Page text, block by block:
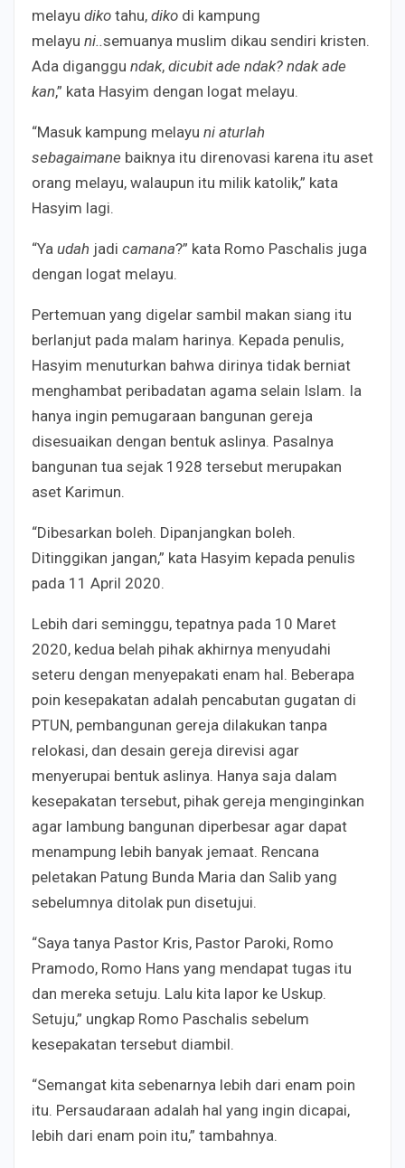
melayu diko tahu, diko di kampung
melayu ni..semuanya muslim dikau sendiri kristen.
Ada diganggu ndak, dicubit ade ndak? ndak ade
kan,” kata Hasyim dengan logat melayu.
“Masuk kampung melayu ni aturlah
sebagaimane baiknya itu direnovasi karena itu aset
orang melayu, walaupun itu milik katolik,” kata
Hasyim lagi.
“Ya udah jadi camana?” kata Romo Paschalis juga
dengan logat melayu.
Pertemuan yang digelar sambil makan siang itu
berlanjut pada malam harinya. Kepada penulis,
Hasyim menuturkan bahwa dirinya tidak berniat
menghambat peribadatan agama selain Islam. Ia
hanya ingin pemugaraan bangunan gereja
disesuaikan dengan bentuk aslinya. Pasalnya
bangunan tua sejak 1928 tersebut merupakan
aset Karimun.
“Dibesarkan boleh. Dipanjangkan boleh.
Ditinggikan jangan,” kata Hasyim kepada penulis
pada 11 April 2020.
Lebih dari seminggu, tepatnya pada 10 Maret
2020, kedua belah pihak akhirnya menyudahi
seteru dengan menyepakati enam hal. Beberapa
poin kesepakatan adalah pencabutan gugatan di
PTUN, pembangunan gereja dilakukan tanpa
relokasi, dan desain gereja direvisi agar
menyerupai bentuk aslinya. Hanya saja dalam
kesepakatan tersebut, pihak gereja menginginkan
agar lambung bangunan diperbesar agar dapat
menampung lebih banyak jemaat. Rencana
peletakan Patung Bunda Maria dan Salib yang
sebelumnya ditolak pun disetujui.
“Saya tanya Pastor Kris, Pastor Paroki, Romo
Pramodo, Romo Hans yang mendapat tugas itu
dan mereka setuju. Lalu kita lapor ke Uskup.
Setuju,” ungkap Romo Paschalis sebelum
kesepakatan tersebut diambil.
“Semangat kita sebenarnya lebih dari enam poin
itu. Persaudaraan adalah hal yang ingin dicapai,
lebih dari enam poin itu,” tambahnya.